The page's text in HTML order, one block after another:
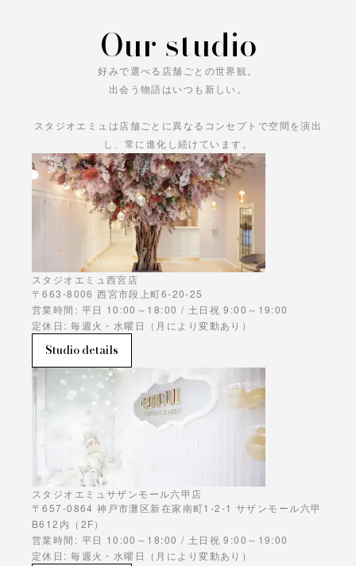
Our studio
好みで選べる店舗ごとの世界観。
出会う物語はいつも新しい。
スタジオエミュは店舗ごとに異なるコンセプトで空間を演出
し、常に進化し続けています。
あなただけの物語をお楽しみください。
スタジオエミュ西宮店
〒663-8006 西宮市段上町6-20-25
営業時間: 平日 10:00～18:00 / 土日祝 9:00～19:00
定休日: 毎週火・水曜日（月により変動あり）
Studio details
スタジオエミュサザンモール六甲店
〒657-0864 神戸市灘区新在家南町1-2-1 サザンモール六甲
B612内（2F）
営業時間: 平日 10:00～18:00 / 土日祝 9:00～19:00
定休日: 毎週火・水曜日（月により変動あり）